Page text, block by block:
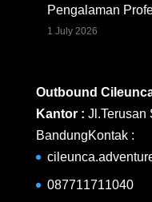
Pengalaman
1 July 2026
Outbound
Kantor : Jl.Terusan
BandungKontak :
087711711040